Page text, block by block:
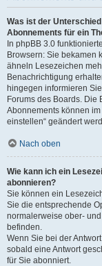
Was ist der
Abonnements für ein
In phpBB 3.0
Browsern: Sie bekamen
ähneln Lesezeichen
Benachrichtigung
hingegen informieren
Forums des Boards.
Abonnements können
einstellen“ geändert
Nach oben
Wie kann ich ein
abonnieren?
Sie können ein
Sie die entsprechende
normalerweise ober-
befinden.
Wenn Sie bei der
sobald eine Antwort
für Sie abonniert.